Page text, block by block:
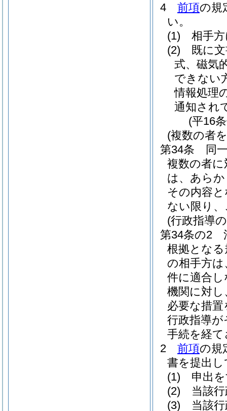
4
前項の規
い。
(1)
相手
(2)
既に
式、磁気
できない
情報処理
通知され
(平16
(複数の者
第34条
同
複数の者
は、あら
その内容
ない限り
(行政指導
第34条の2
根拠とな
の相手方
件に適合
機関に対
必要な措
行政指導
手続を経
2
前項の規
書を提出
(1)
申出
(2)
当該
(3)
当該